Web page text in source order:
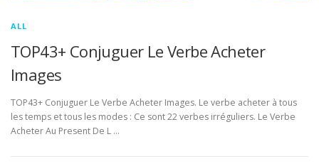
ALL
TOP43+ Conjuguer Le Verbe Acheter
Images
TOP43+ Conjuguer Le Verbe Acheter Images. Le verbe acheter à tous
les temps et tous les modes : Ce sont 22 verbes irréguliers. Le Verbe
Acheter Au Present De L …